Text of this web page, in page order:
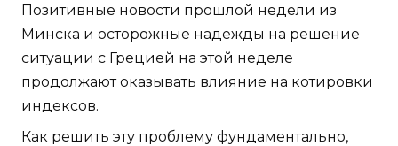
Позитивные новости прошлой недели из
Минска и осторожные надежды на решение
ситуации с Грецией на этой неделе
продолжают оказывать влияние на котировки
индексов.
Как решить эту проблему фундаментально,